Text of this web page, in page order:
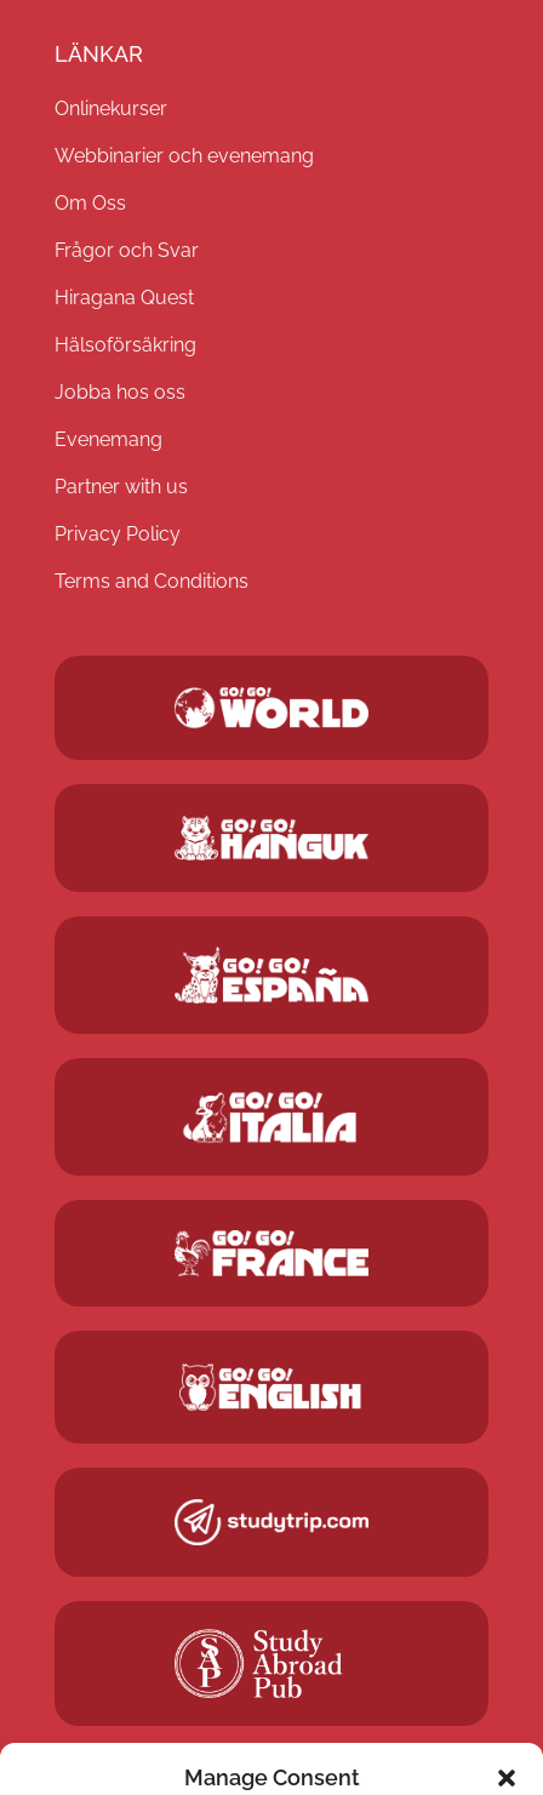
Manage Consent
LÄNKAR
Onlinekurser
Webbinarier och evenemang
Om Oss
Frågor och Svar
Hiragana Quest
Hälsoförsäkring
Jobba hos oss
Evenemang
Partner with us
Privacy Policy
Terms and Conditions